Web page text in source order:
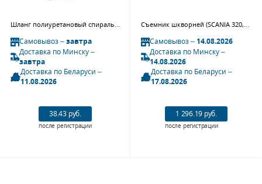
Шланг полиуретановый спиральный Garage 8910720 (6.5/10 мм, 10 м)
Самовывоз –завтра
Доставка по Минску –
завтра
Доставка по Беларуси –
11.08.2026
38.43 руб.
после регистрации
Съемник шкворней (SCANIA 320,340,360) JTC
Самовывоз –14.08.2026
Доставка по Минску –
14.08.2026
Доставка по Беларуси –
17.08.2026
1 296.19 руб.
после регистрации